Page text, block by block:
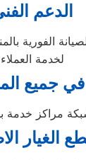
الدعم
الفورية
لخدمة العملاء
جميع
مراكز خدمة
الغيار